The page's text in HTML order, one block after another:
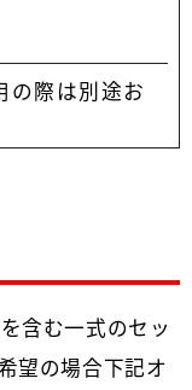
際は別途お
含む一式のセッ
望の場合下記オ